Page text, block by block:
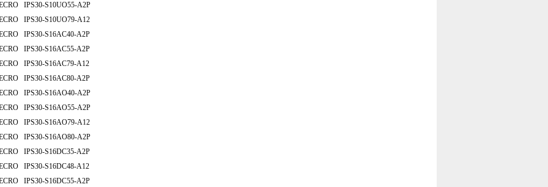
IPS30-S10UO55-A2P
IPS30-S10UO79-A12
IPS30-S16AC40-A2P
IPS30-S16AC55-A2P
IPS30-S16AC79-A12
IPS30-S16AC80-A2P
IPS30-S16AO40-A2P
IPS30-S16AO55-A2P
IPS30-S16AO79-A12
IPS30-S16AO80-A2P
IPS30-S16DC35-A2P
IPS30-S16DC48-A12
IPS30-S16DC55-A2P